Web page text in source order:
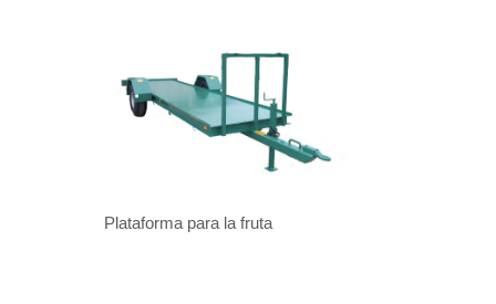
Plataforma para la fruta